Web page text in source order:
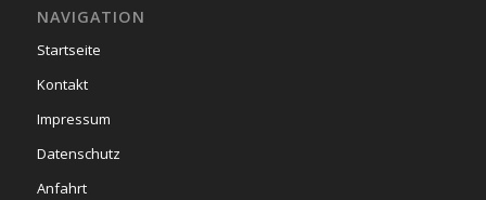
NAVIGATION
Startseite
Kontakt
Impressum
Datenschutz
Anfahrt